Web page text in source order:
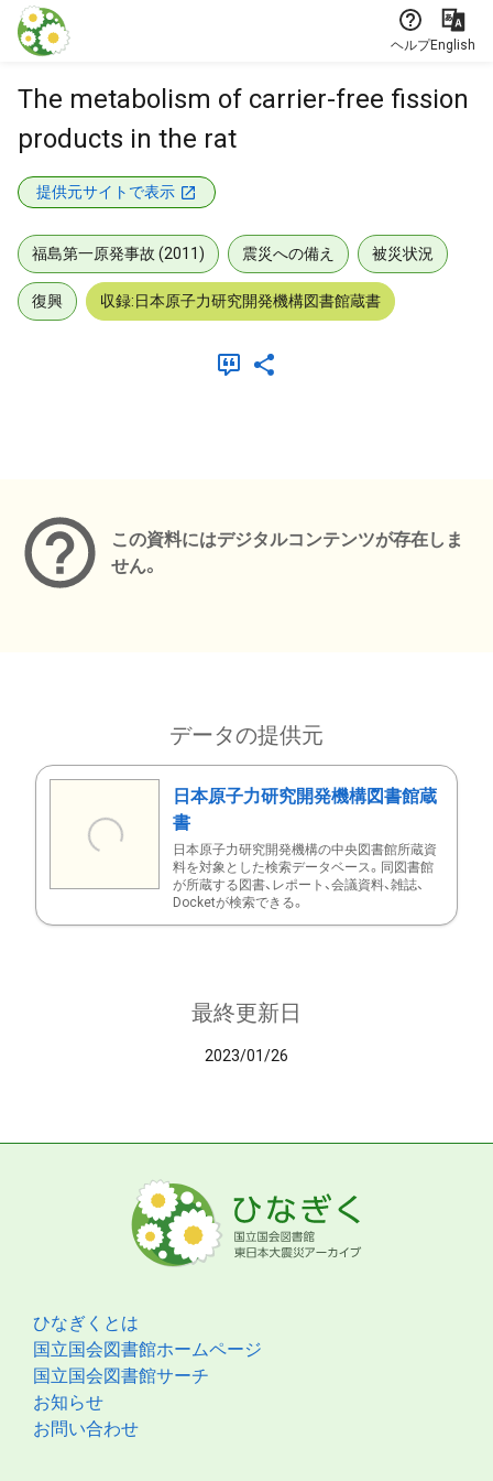
本文に飛ぶ
ヘルプEnglish
The metabolism of carrier-free fission
products in the rat
提供元サイトで表示
福島第一原発事故 (2011) 震災への備え 被災状況
復興 収録:日本原子力研究開発機構図書館蔵書
この資料にはデジタルコンテンツが存在しま
せん。
データの提供元
日本原子力研究開発機構図書館蔵
書
日本原子力研究開発機構の中央図書館所蔵資
料を対象とした検索データベース。同図書館
が所蔵する図書、レポート、会議資料、雑誌、
Docketが検索できる。
最終更新日
2023/01/26
ひなぎくとは
国立国会図書館ホームページ
国立国会図書館サーチ
お知らせ
お問い合わせ